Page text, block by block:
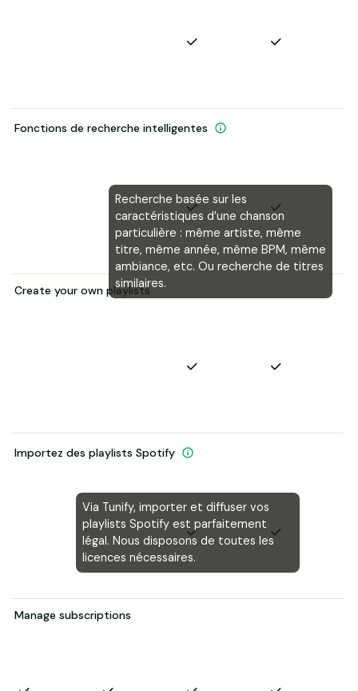
Fonctions de recherche intelligentes
Recherche basée sur les
caractéristiques d’une chanson
particulière : même artiste, même
titre, même année, même BPM, même
ambiance, etc. Ou recherche de titres
similaires.
Create your own playlists
Importez des playlists Spotify
Via Tunify, importer et diffuser vos
playlists Spotify est parfaitement
légal. Nous disposons de toutes les
licences nécessaires.
Manage subscriptions